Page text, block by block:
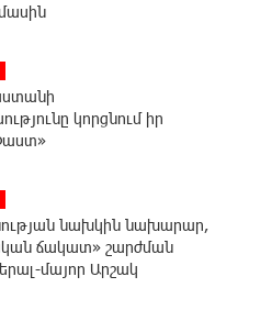
կորցնում իր
նախկին նախարար,
ճակատ» շարժման
մայոր Արշակ